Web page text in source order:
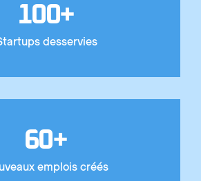
100+
desservies
60+
emplois créés